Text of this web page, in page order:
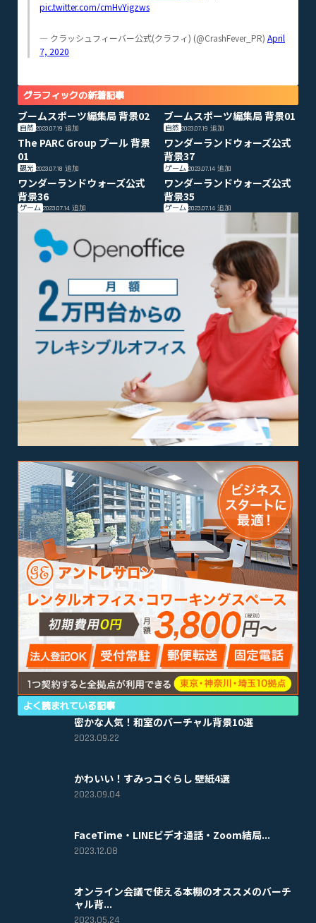
pic.twitter.com/cmHvYigzws
— クラッシュフィーバー公式(クラフィ) (@CrashFever_PR) April
7, 2020
グラフィックの新着記事
ブームスポーツ編集局 背景02
自然 2023.07.19 追加
ブームスポーツ編集局 背景01
自然 2023.07.19追加
The PARC Group プール 背景
01
観光 2023.07.18 追加
ワンダーランドウォーズ公式
背景37
ゲーム 2023.07.14追加
ワンダーランドウォーズ公式
背景36
ゲーム 2023.07.14 追加
ワンダーランドウォーズ公式
背景35
ゲーム 2023.07.14追加
よく読まれている記事
密かな人気！和室のバーチャル背景10選
2023.09.22
かわいい！すみっコぐらし 壁紙4選
2023.09.04
FaceTime・LINEビデオ通話・Zoom結局...
2023.12.08
オンライン会議で使える本棚のオススメのバーチ
ャル背...
2023.05.24